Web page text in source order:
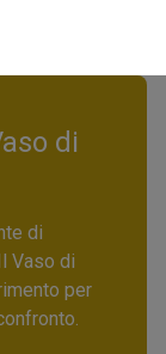
di
di
Vaso di
per